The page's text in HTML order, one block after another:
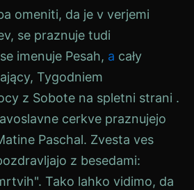
omeniti, da je v verjemi
se praznuje tudi
imenuje Pesah, a cały
Tygodniem
z Sobote na spletni strani .
cerkve praznujejo
Paschal. Zvesta ves
z besedami:
Tako lahko vidimo, da